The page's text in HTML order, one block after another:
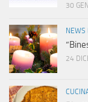
30
NEWS
24